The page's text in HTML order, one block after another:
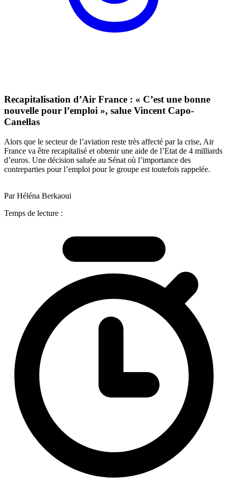
Recapitalisation d’Air France : « C’est une bonne
nouvelle pour l’emploi », salue Vincent Capo-
Canellas
Alors que le secteur de l’aviation reste très affecté par la crise, Air
France va être recapitalisé et obtenir une aide de l’Etat de 4 milliards
d’euros. Une décision saluée au Sénat où l’importance des
contreparties pour l’emploi pour le groupe est toutefois rappelée.
Par Héléna Berkaoui
Temps de lecture :